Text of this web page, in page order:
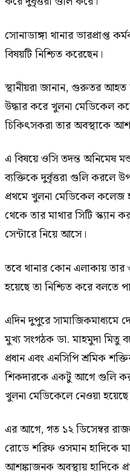
সোনাডাঙ্গা থানার ভারপ্রাপ্ত
বিষয়টি নিশ্চিত করেছেন।
স্থানীয়রা জানান, গুরুতর
উদ্ধার করে খুলনা মেডিকেল
চিকিৎসকরা তার অবস্থাকে
এ বিষয়ে ওসি তদন্ত অনিমেষ
ব্যক্তিকে দুর্বৃত্তরা গুলি করলে
প্রথমে খুলনা মেডিকেল কলেজ
থেকে তার মাথার সিটি স্ক্যান
সেন্টারে নিয়ে আসে।
তবে থানার কোন এলাকায় তার
হয়েছে তা নিশ্চিত করে বলতে
এদিন দুপুরে সামাজিকমাধ্যমে
মুখ্য সংগঠক ডা. মাহমুদা মিতু
প্রধান এবং এনসিপি শ্রমিক
শিকদারকে একটু আগে গুলি
খুলনা মেডিকেলে নেওয়া
এর আগে, গত ১২ ডিসেম্বর
রোডে শরিফ ওসমান হাদিকে
আশঙ্কাজনক অবস্থায় হাদিকে